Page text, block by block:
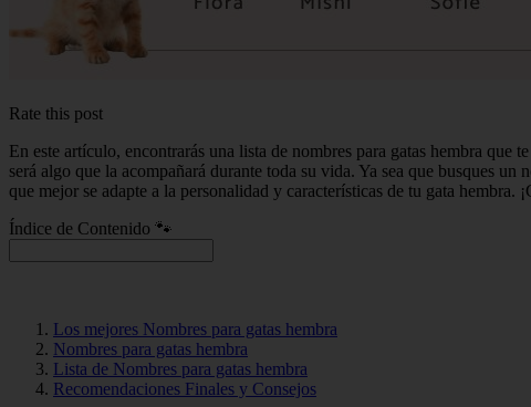
Rate this post
En este artículo, encontrarás una lista de nombres para gatas hembra
será algo que la acompañará durante toda su vida. Ya sea que busques
que mejor se adapte a la personalidad y características de tu gata
Índice de Contenido 🐾
Los mejores Nombres para gatas hembra
Nombres para gatas hembra
Lista de Nombres para gatas hembra
Recomendaciones Finales y Consejos